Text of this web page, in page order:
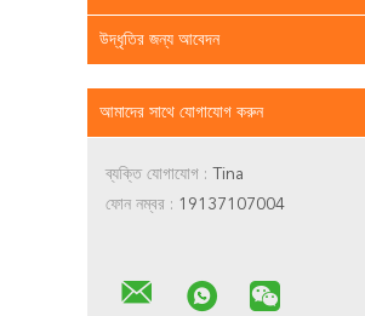
উদ্ধৃতির জন্য আবেদন
আমাদের সাথে যোগাযোগ করুন
ব্যক্তি যোগাযোগ : Tina
ফোন নম্বর : 19137107004